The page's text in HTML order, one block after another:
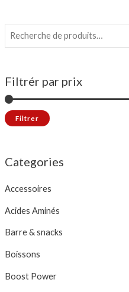
Filtrér par prix
Filtrer
Categories
Accessoires
Acides Aminés
Barre & snacks
Boissons
Boost Power